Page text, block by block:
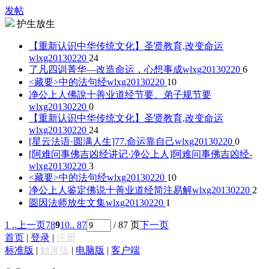
发帖
护生放生
【重新认识中华传统文化】圣贤教育,改变命运
wlxg20130220 24
了凡四训菁华—改造命运，心想事成wlxg20130220 6
<藏要>中的法句经wlxg20130220 10
净公上人佛說十善业道经节要、弟子规节要
wlxg20130220 0
【重新认识中华传统文化】圣贤教育,改变命运
wlxg20130220 24
[星云法语·圆满人生]77.命运靠自己wlxg20130220 0
[阿难问事佛吉凶经讲记·净公上人]阿难问事佛吉凶经-
wlxg20130220 3
<藏要>中的法句经wlxg20130220 10
净公上人鉴定佛说十善业道经简注易解wlxg20130220 2
圆因法师放生文集wlxg20130220 1
1 .. 上一页78910.. 87 / 87 页下一页
首页 | 登录 | 注册
标准版 | 触屏版 | 电脑版 | 客户端